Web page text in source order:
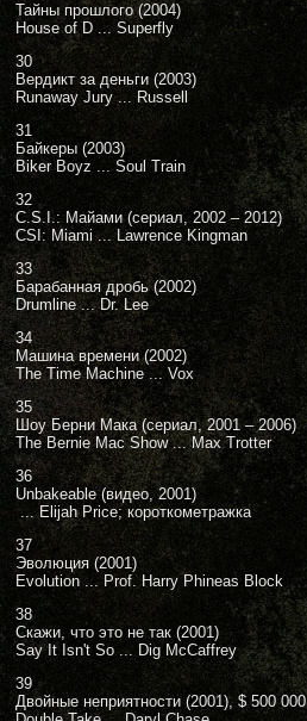
Тайны прошлого (2004)
House of D ... Superfly
30
Вердикт за деньги (2003)
Runaway Jury ... Russell
31
Байкеры (2003)
Biker Boyz ... Soul Train
32
C.S.I.: Майами (сериал, 2002 – 2012)
CSI: Miami ... Lawrence Kingman
33
Барабанная дробь (2002)
Drumline ... Dr. Lee
34
Машина времени (2002)
The Time Machine ... Vox
35
Шоу Берни Мака (сериал, 2001 – 2006)
The Bernie Mac Show ... Max Trotter
36
Unbakeable (видео, 2001)
... Elijah Price; короткометражка
37
Эволюция (2001)
Evolution ... Prof. Harry Phineas Block
38
Скажи, что это не так (2001)
Say It Isn't So ... Dig McCaffrey
39
Двойные неприятности (2001), $ 500 000